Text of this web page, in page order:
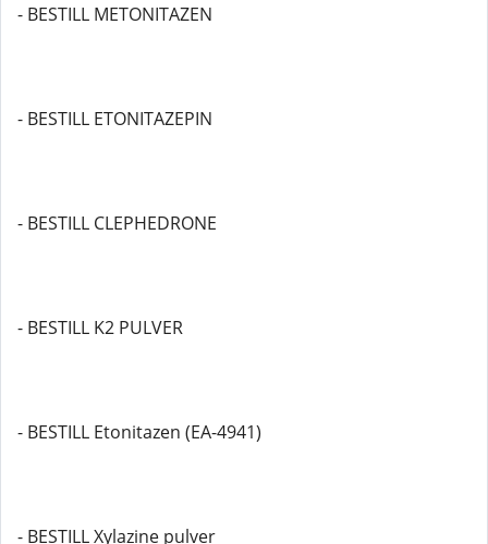
- BESTILL METONITAZEN
- BESTILL ETONITAZEPIN
- BESTILL CLEPHEDRONE
- BESTILL K2 PULVER
- BESTILL Etonitazen (EA-4941)
- BESTILL Xylazine pulver